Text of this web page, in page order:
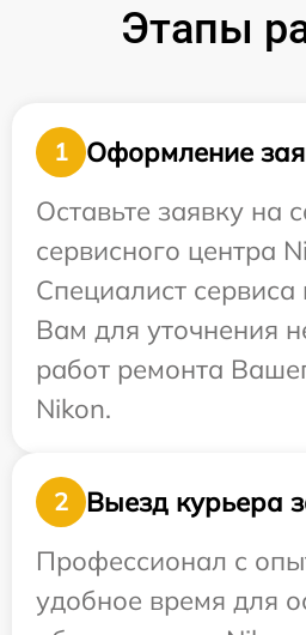
Этапы
1
Оформление
Оставьте заявку на
сервисного центра
Специалист сервиса
Вам для уточнения
работ ремонта
Nikon.
2
Выезд курьера
Профессионал с
удобное время для